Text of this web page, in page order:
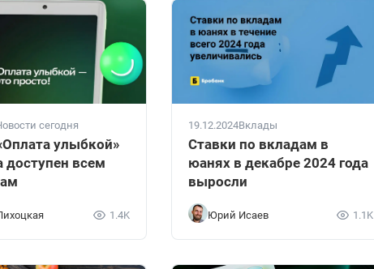
сегодня
улыбкой»
доступен всем
1.4K
19.12.2024Вклады
Ставки по вкладам в
юанях в декабре 2024 года
выросли
Юрий Исаев 1.1K